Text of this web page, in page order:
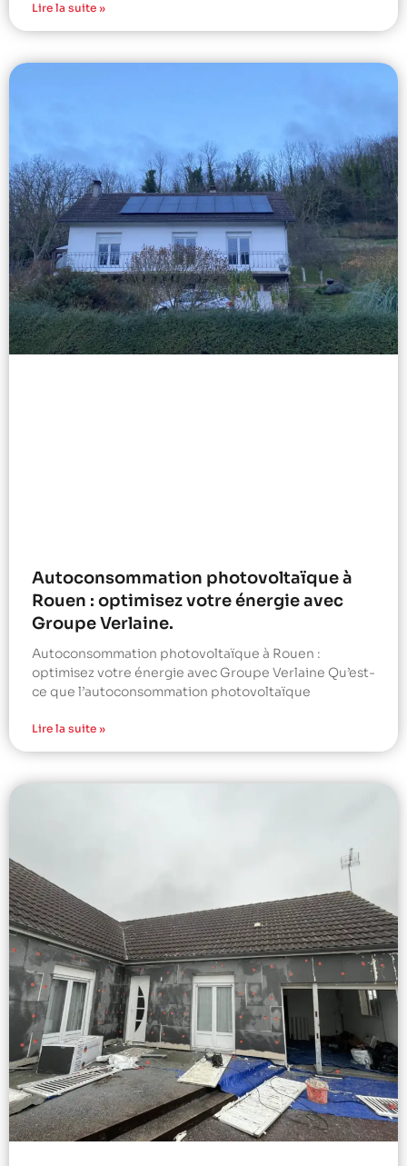
Lire la suite »
Autoconsommation photovoltaïque à
Rouen : optimisez votre énergie avec
Groupe Verlaine.
Autoconsommation photovoltaïque à Rouen :
optimisez votre énergie avec Groupe Verlaine Qu’est-
ce que l’autoconsommation photovoltaïque
Lire la suite »